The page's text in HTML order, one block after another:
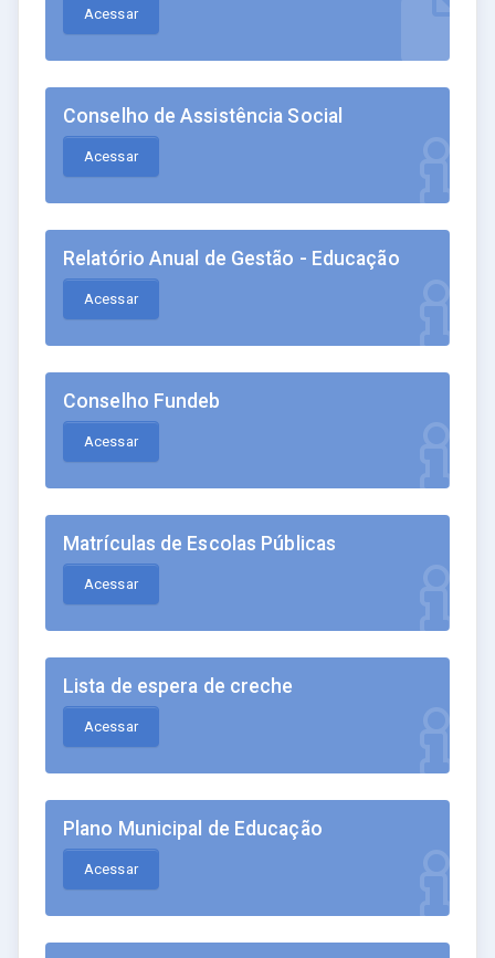
Acessar
Conselho de Assistência Social
Acessar
Relatório Anual de Gestão - Educação
Acessar
Conselho Fundeb
Acessar
Matrículas de Escolas Públicas
Acessar
Lista de espera de creche
Acessar
Plano Municipal de Educação
Acessar